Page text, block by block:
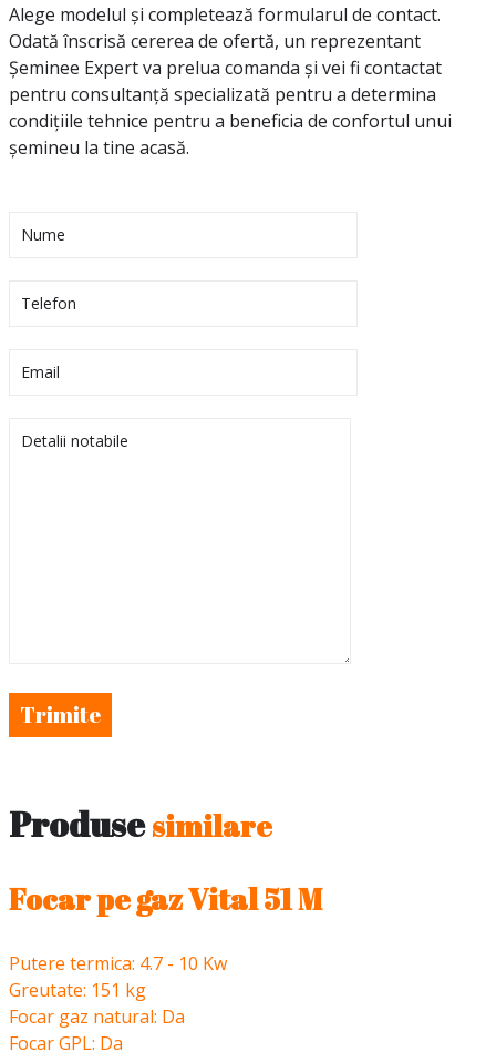
Alege modelul și completează formularul de contact.
Odată înscrisă cererea de ofertă, un reprezentant
Șeminee Expert va prelua comanda și vei fi contactat
pentru consultanță specializată pentru a determina
condițiile tehnice pentru a beneficia de confortul unui
șemineu la tine acasă.
Trimite
Produsesimilare
Focar pe gaz Vital 51 M
Putere termica: 4.7 - 10 Kw
Greutate: 151 kg
Focar gaz natural: Da
Focar GPL: Da